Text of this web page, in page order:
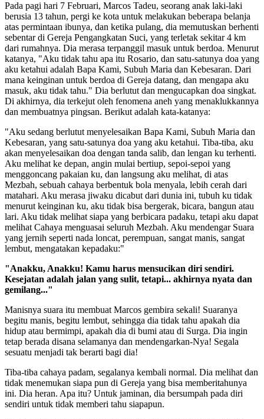
Pada pagi hari 7 Februari, Marcos Tadeu, seorang anak laki-laki
berusia 13 tahun, pergi ke kota untuk melakukan beberapa belanja
atas permintaan ibunya, dan ketika pulang, dia memutuskan berhenti
sebentar di Gereja Pengangkatan Suci, yang terletak sekitar 4 km
dari rumahnya. Dia merasa terpanggil masuk untuk berdoa. Menurut
katanya, "Aku tidak tahu apa itu Rosario, dan satu-satunya doa yang
aku ketahui adalah Bapa Kami, Subuh Maria dan Kebesaran. Dari
mana keinginan untuk berdoa di Gereja datang, dan mengapa aku
masuk, aku tidak tahu." Dia berlutut dan mengucapkan doa singkat.
Di akhirnya, dia terkejut oleh fenomena aneh yang menaklukkannya
dan membuatnya pingsan. Berikut adalah kata-katanya:
"Aku sedang berlutut menyelesaikan Bapa Kami, Subuh Maria dan
Kebesaran, yang satu-satunya doa yang aku ketahui. Tiba-tiba, aku
akan menyelesaikan doa dengan tanda salib, dan lengan ku terhenti.
Aku melihat ke depan, angin mulai bertiup, sepoi-sepoi yang
menggoncang pakaian ku, dan langsung aku melihat, di atas
Mezbah, sebuah cahaya berbentuk bola menyala, lebih cerah dari
matahari. Aku merasa jiwaku dicabut dari dunia ini, tubuh ku tidak
menurut keinginan ku, aku tidak bisa bergerak, bicara, bangun atau
lari. Aku tidak melihat siapa yang berbicara padaku, tetapi aku dapat
melihat Cahaya menguasai seluruh Mezbah. Aku mendengar Suara
yang jernih seperti nada loncat, perempuan, sangat manis, sangat
lembut, mengatakan kepadaku:"
"Anakku, Anakku! Kamu harus mensucikan diri sendiri.
Kesejatan adalah jalan yang sulit, tetapi... akhirnya nyata dan
gemilang..."
Manisnya suara itu membuat Marcos gembira sekali! Suaranya
begitu manis, begitu lembut, sehingga dia tidak tahu apakah dia
hidup atau bermimpi, apakah dia di bumi atau di Surga. Dia ingin
tetap berada disana selamanya dan mendengarkan-Nya! Segala
sesuatu menjadi tak berarti bagi dia!
Tiba-tiba cahaya padam, segalanya kembali normal. Dia melihat dan
tidak menemukan siapa pun di Gereja yang bisa memberitahunya
ini. Dia heran. Apa itu? Untuk jaminan, dia bersumpah pada diri
sendiri untuk tidak memberi tahu siapapun.